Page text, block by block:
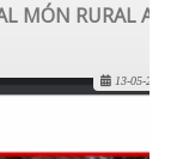
MÓN RURAL A
13-05-2022